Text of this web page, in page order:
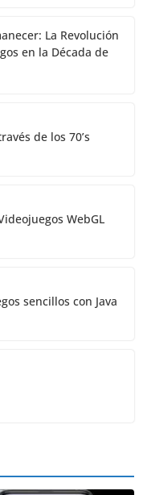
La Revolución
en la Década de
de los 70’s
WebGL
sencillos con Java